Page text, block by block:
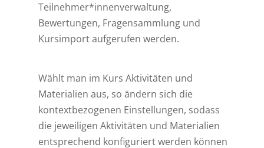
Teilnehmer*innenverwaltung,
Bewertungen, Fragensammlung und
Kursimport aufgerufen werden.
Wählt man im Kurs Aktivitäten und
Materialien aus, so ändern sich die
kontextbezogenen Einstellungen, sodass
die jeweiligen Aktivitäten und Materialien
entsprechend konfiguriert werden können